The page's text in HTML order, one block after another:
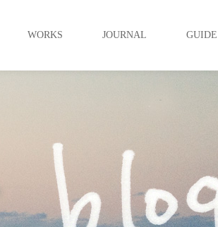
WORKS JOURNAL GUIDE